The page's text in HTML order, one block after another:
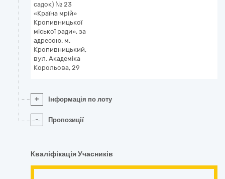
садок) № 23
«Країна мрій»
Кропивницької
міської ради», за
адресою: м.
Кропивницький,
вул. Академіка
Корольова, 29
+ Інформація по лоту
- Пропозиції
Кваліфікація Учасників